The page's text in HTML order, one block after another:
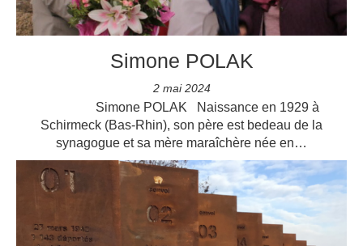
Simone POLAK
2 mai 2024
Simone POLAK Naissance en 1929 à
Schirmeck (Bas-Rhin), son père est bedeau de la
synagogue et sa mère maraîchère née en…